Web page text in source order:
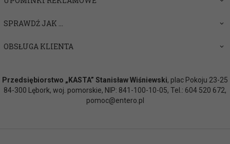
SPRAWDŹ JAK ...
OBSŁUGA KLIENTA
Przedsiębiorstwo „KASTA” Stanisław Wiśniewski, plac Pokoju 23-25
84-300 Lębork, woj. pomorskie, NIP: 841-100-10-05, Tel.: 604 520 672,
pomoc@entero.pl